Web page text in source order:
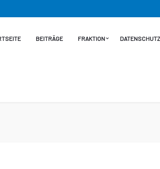
BEITRÄGE FRAKTION